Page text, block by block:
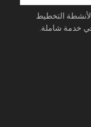
التخطيط
خدمة شاملة.